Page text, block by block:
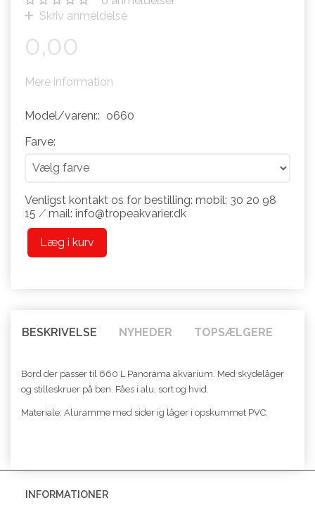
Skriv anmeldelse
0,00
Mere information
Model/varenr.: o660
Farve:
Venligst kontakt os for bestilling: mobil: 30 20 98
15 ⁄ mail: info@tropeakvarier.dk
Læg i kurv
BESKRIVELSE NYHEDER TOPSÆLGERE
Bord der passer til 660 L Panorama akvarium. Med skydelåger
og stilleskruer på ben. Fåes i alu, sort og hvid.
Materiale: Aluramme med sider ig låger i opskummet PVC.
INFORMATIONER